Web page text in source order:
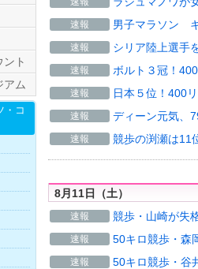
速報 男子マラソン
速報 シリア陸上選手
速報 ボルト３冠！
速報 日本５位！400
速報 ディーン元気、
速報 競歩の渕瀬は11
8月11日（土）
速報 競歩・山崎が失
速報 50キロ競歩・森
速報 50キロ競歩・谷
ント
アム
・ コ